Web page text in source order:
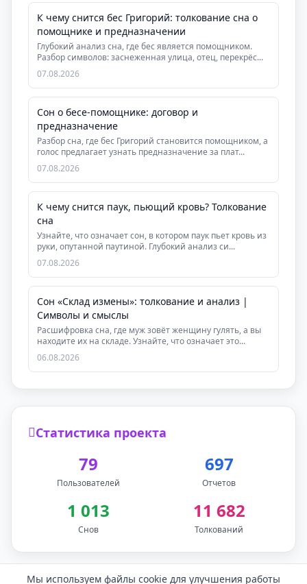
К чему снится бес Григорий: толкование сна о
помощнике и предназначении
Глубокий анализ сна, где бес является помощником.
Разбор символов: заснеженная улица, отец, перекрёс...
07.08.2026
Сон о бесе-помощнике: договор и
предназначение
Разбор сна, где бес Григорий становится помощником, а
голос предлагает узнать предназначение за плат...
07.08.2026
К чему снится паук, пьющий кровь? Толкование
сна
Узнайте, что означает сон, в котором паук пьет кровь из
руки, опутанной паутиной. Глубокий анализ си...
07.08.2026
Сон «Склад измены»: толкование и анализ |
Символы и смыслы
Расшифровка сна, где муж зовёт женщину гулять, а вы
находите их на складе. Узнайте, что означает это...
06.08.2026
Статистика проекта
79
Пользователей
697
Отчетов
1 013
Снов
11 682
Толкований
Мы используем файлы cookie для улучшения работы